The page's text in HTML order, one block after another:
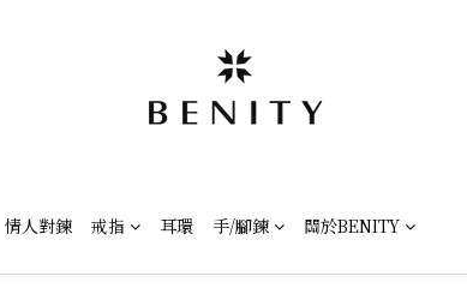
情人對鍊 戒指 耳環 手/腳鍊 關於BENITY